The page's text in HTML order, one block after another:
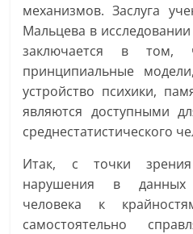
механизмов. Заслуга
Мальцева в
заключается в том,
принципиальные
устройство психики,
являются доступными
среднестатистического
Итак, с точки
нарушения в данных
человека к
самостоятельно